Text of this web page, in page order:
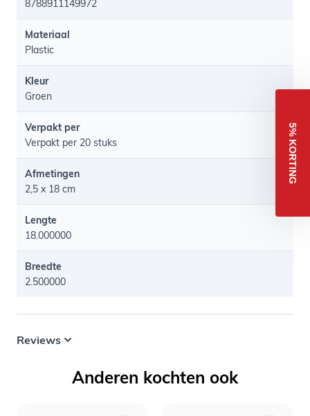
8788911149972
Materiaal
Plastic
Kleur
Groen
Verpakt per
Verpakt per 20 stuks
Afmetingen
2,5 x 18 cm
Lengte
18.000000
Breedte
2.500000
Reviews
Anderen kochten ook
5% KORTING